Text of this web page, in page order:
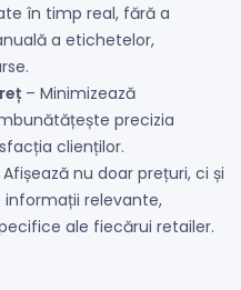
în timp real, fără a
a etichetelor,
– Minimizează
precizia
clienților.
Afișează nu doar prețuri, ci și
informații relevante,
ale fiecărui retailer.